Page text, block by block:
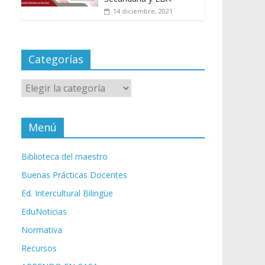
14 diciembre, 2021
Categorías
Categorías
Menú
Biblioteca del maestro
Buenas Prácticas Docentes
Ed. Intercultural Bilingüe
EduNoticias
Normativa
Recursos